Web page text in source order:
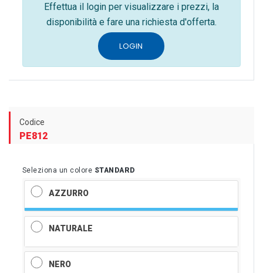
Effettua il login per visualizzare i prezzi, la
disponibilità e fare una richiesta d'offerta.
LOGIN
Codice
PE812
Seleziona un colore STANDARD
AZZURRO
NATURALE
NERO